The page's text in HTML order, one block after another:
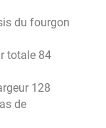
du fourgon
totale 84
128
de